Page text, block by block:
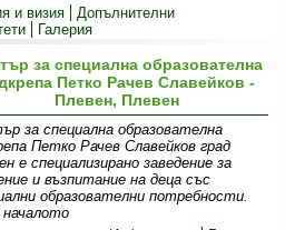
и визия
Допълнителни
Галерия
за специална образователна
Петко Рачев Славейков -
Плевен, Плевен
за специална образователна
Петко Рачев Славейков град
е специализирано заведение за
и възпитание на деца със
образователни потребности.